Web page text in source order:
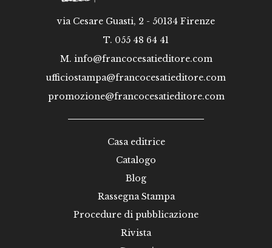
via Cesare Guasti, 2 - 50134 Firenze
T. 055 48 64 41
M. info@francocesatieditore.com
ufficiostampa@francocesatieditore.com
promozione@francocesatieditore.com
Casa editrice
Catalogo
Blog
Rassegna Stampa
Procedure di pubblicazione
Rivista